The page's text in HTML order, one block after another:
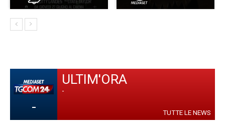
-
ULTIM'ORA
-
TUTTE LE NEWS